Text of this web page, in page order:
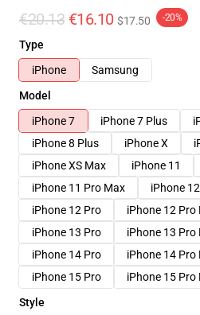
€20.13 €16.10 $17.50 -20%
Type
iPhone
Samsung
Model
iPhone 7
iPhone 7 Plus
iPhone 8 Plus
iPhone X
iPhone XS Max
iPhone 11
iPhone 11 Pro Max
iPhone 12
iPhone 12 Pro
iPhone 12 Pro
iPhone 13 Pro
iPhone 13 Pro
iPhone 14 Pro
iPhone 14 Pro
iPhone 15 Pro
iPhone 15 Pro
Style